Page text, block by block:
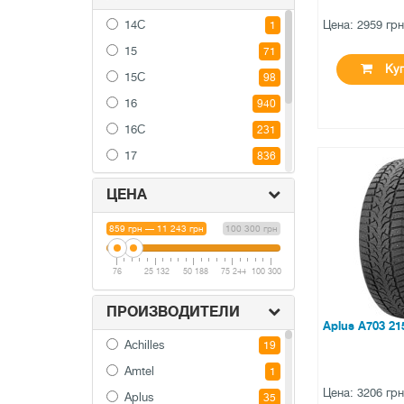
265 979
1016
533
233
71
198
31
385 1
75 104
80 7
85 9
14C 1
15 71
15C 98
16 940
16C 231
17 836
17C 26
19 14
20 10
ЦЕНА
100 300 грн
859 грн — 11 243 грн
76 25 132 50 188 75 244 100 300
ПРОИЗВОДИТЕЛИ
Achilles 19
Amtel 1
Aplus 35
Цена: 2959 грн
есть в
0
Aplus A703
Цена: 3206 грн